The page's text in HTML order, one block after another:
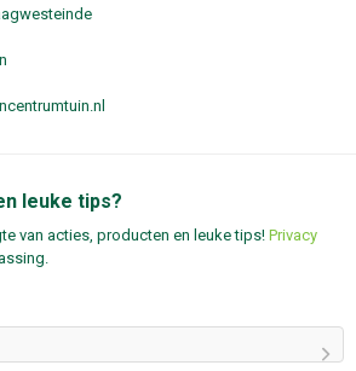
leuke tips?
van acties, producten en leuke tips! Privacy